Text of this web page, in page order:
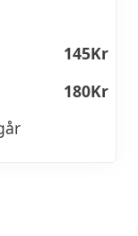
145Kr
180Kr